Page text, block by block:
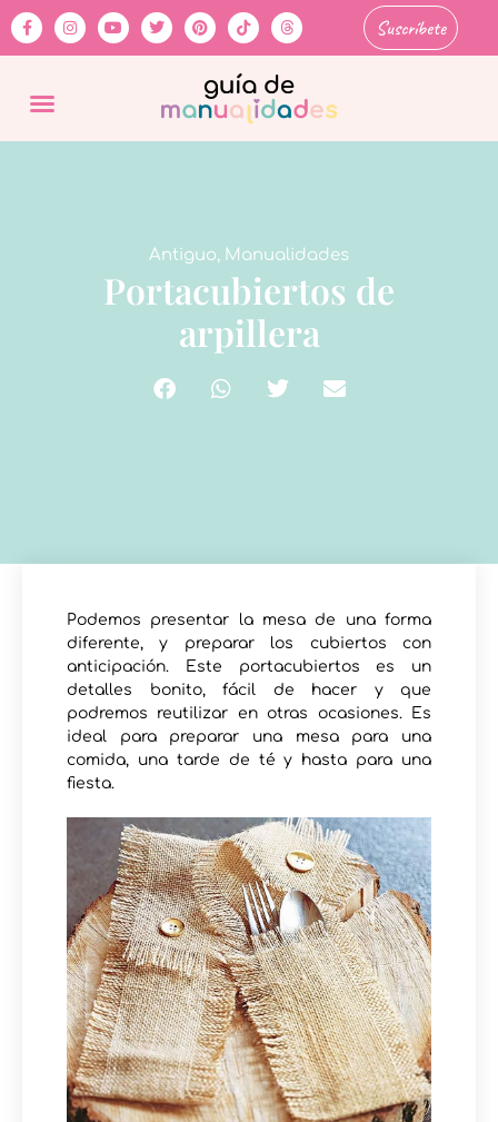
Suscríbete
Antiguo, Manualidades
Portacubiertos de
arpillera
Podemos presentar la mesa de una forma
diferente, y preparar los cubiertos con
anticipación. Este portacubiertos es un
detalles bonito, fácil de hacer y que
podremos reutilizar en otras ocasiones. Es
ideal para preparar una mesa para una
comida, una tarde de té y hasta para una
fiesta.